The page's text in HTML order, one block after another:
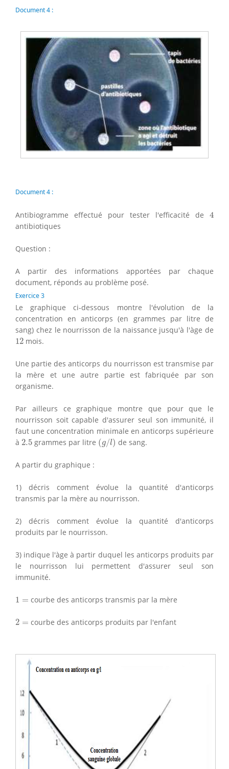
Document 4 :
Document 4 :
Antibiogramme effectué pour tester l'efficacité de 4
4
antibiotiques
Question :
A partir des informations apportées par chaque
document, réponds au problème posé.
Exercice 3
Le graphique ci-dessous montre l'évolution de la
concentration en anticorps (en grammes par litre de
sang) chez le nourrisson de la naissance jusqu'à l'àge de
12
12 mois.
Une partie des anticorps du nourrisson est transmise par
la mère et une autre partie est fabriquée par son
organisme.
Par ailleurs ce graphique montre que pour que le
nourrisson soit capable d'assurer seul son immunité, il
faut une concentration minimale en anticorps supérieure
à 2.5
2.5 grammes par litre (g/l)
(g/l) de sang.
A partir du graphique :
1) décris comment évolue la quantité d'anticorps
transmis par la mère au nourrisson.
2) décris comment évolue la quantité d'anticorps
produits par le nourrisson.
3) indique l'àge à partir duquel les anticorps produits par
le nourrisson lui permettent d'assurer seul son
immunité.
1 =
1 courbe des anticorps transmis par la mère
2 =
2 courbe des anticorps produits par l'enfant